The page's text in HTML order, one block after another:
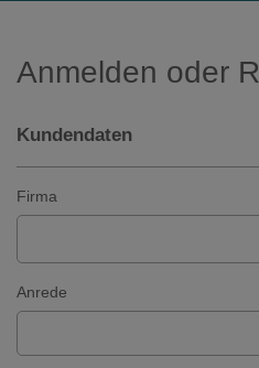
Anmelden oder
Kundendaten
Firma
Anrede